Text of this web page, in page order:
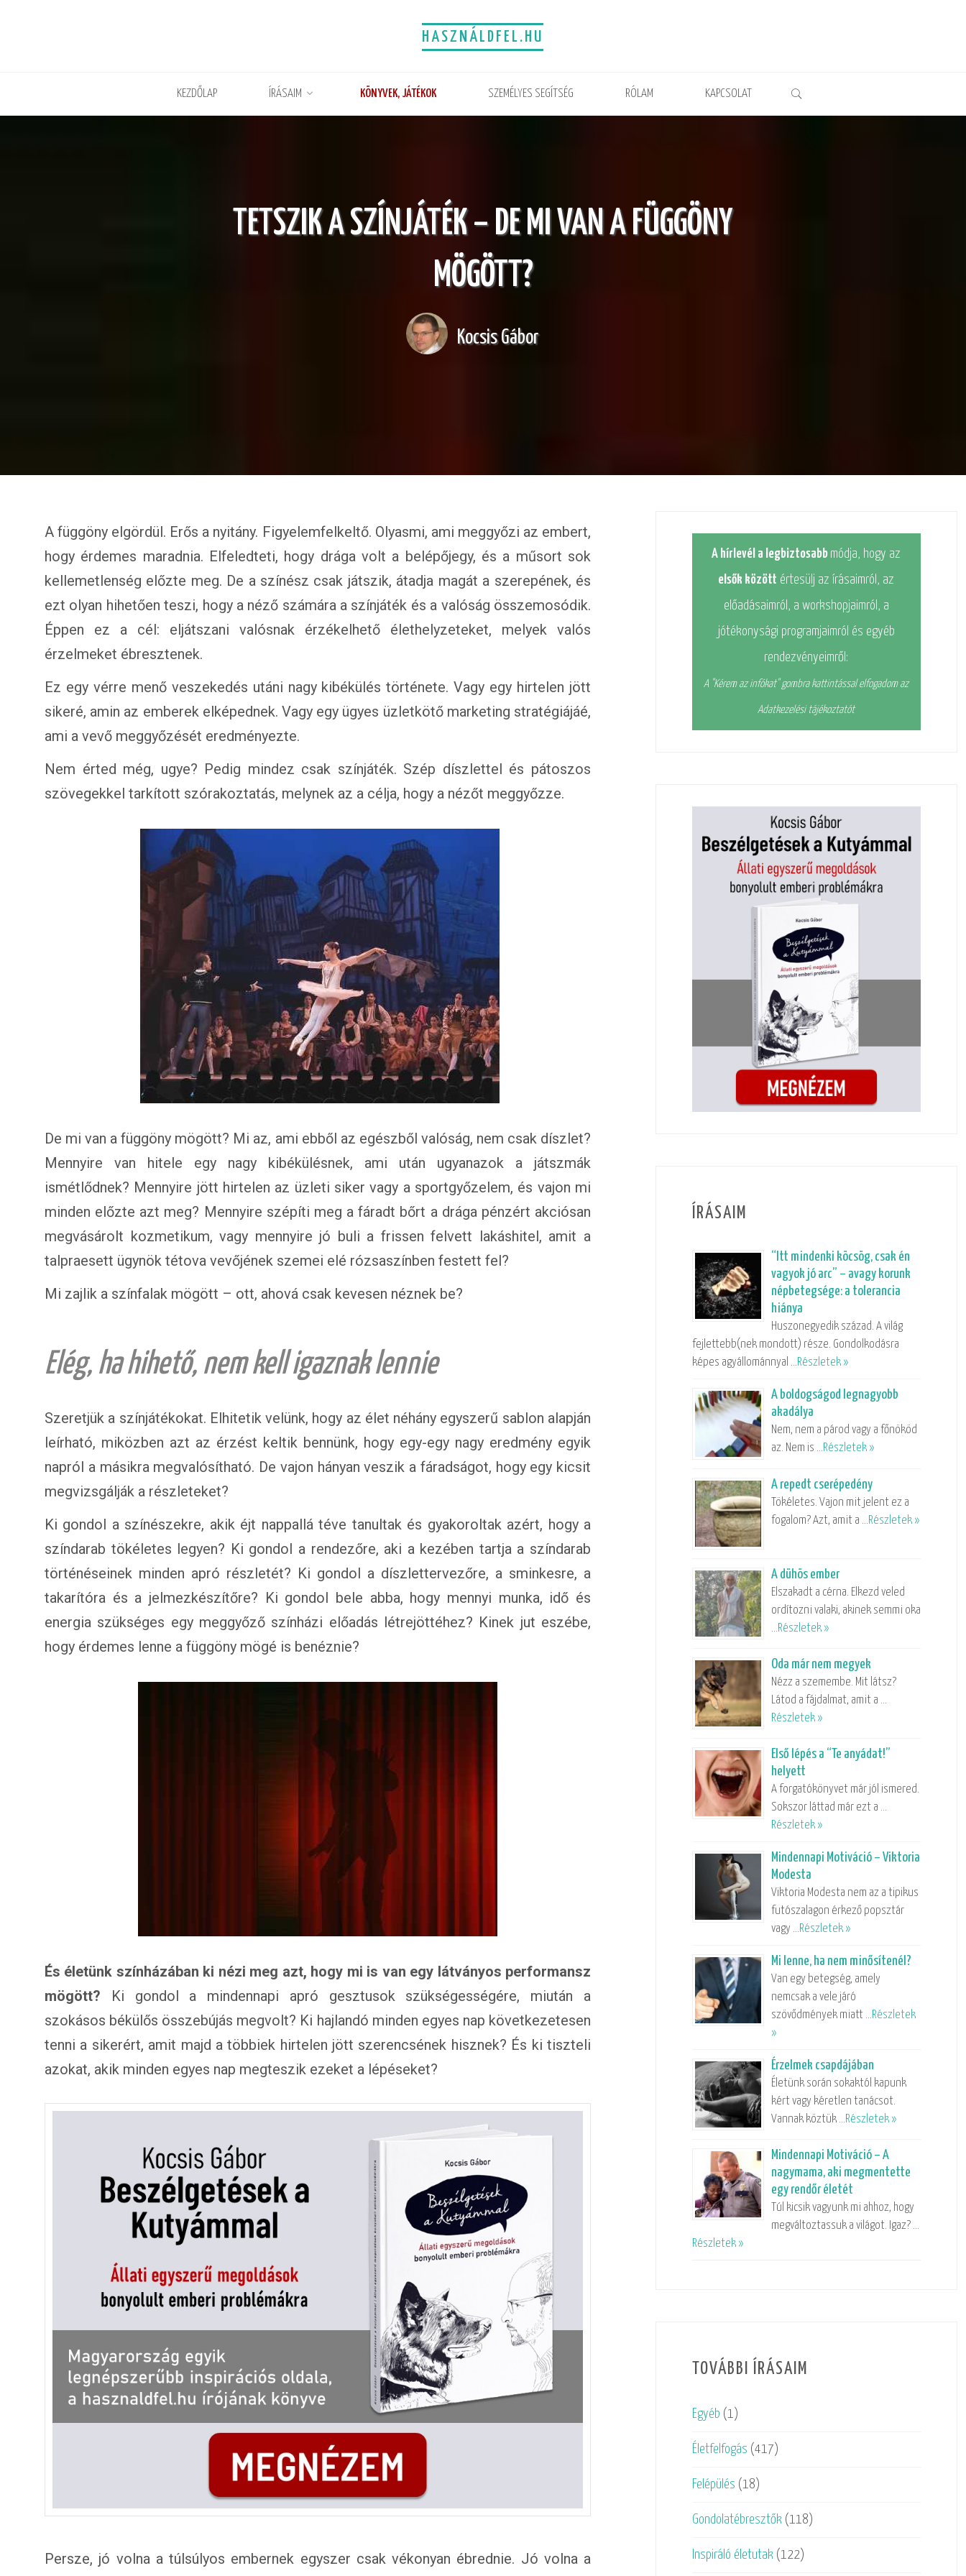
HASZNÁLDFEL.HU
KEZDŐLAP ÍRÁSAIM KÖNYVEK, JÁTÉKOK SZEMÉLYES SEGÍTSÉG RÓLAM KAPCSOLAT
TETSZIK A SZÍNJÁTÉK – DE MI VAN A FÜGGÖNY
MÖGÖTT?
Kocsis Gábor
A függöny elgördül. Erős a nyitány. Figyelemfelkeltő. Olyasmi, ami meggyőzi az embert,
hogy érdemes maradnia. Elfeledteti, hogy drága volt a belépőjegy, és a műsort sok
kellemetlenség előzte meg. De a színész csak játszik, átadja magát a szerepének, és
ezt olyan hihetően teszi, hogy a néző számára a színjáték és a valóság összemosódik.
Éppen ez a cél: eljátszani valósnak érzékelhető élethelyzeteket, melyek valós
érzelmeket ébresztenek.
Ez egy vérre menő veszekedés utáni nagy kibékülés története. Vagy egy hirtelen jött
sikeré, amin az emberek elképednek. Vagy egy ügyes üzletkötő marketing stratégiájáé,
ami a vevő meggyőzését eredményezte.
Nem érted még, ugye? Pedig mindez csak színjáték. Szép díszlettel és pátoszos
szövegekkel tarkított szórakoztatás, melynek az a célja, hogy a nézőt meggyőzze.
De mi van a függöny mögött? Mi az, ami ebből az egészből valóság, nem csak díszlet?
Mennyire van hitele egy nagy kibékülésnek, ami után ugyanazok a játszmák
ismétlődnek? Mennyire jött hirtelen az üzleti siker vagy a sportgyőzelem, és vajon mi
minden előzte azt meg? Mennyire szépíti meg a fáradt bőrt a drága pénzért akciósan
megvásárolt kozmetikum, vagy mennyire jó buli a frissen felvett lakáshitel, amit a
talpraesett ügynök tétova vevőjének szemei elé rózsaszínben festett fel?
Mi zajlik a színfalak mögött – ott, ahová csak kevesen néznek be?
Elég, ha hihető, nem kell igaznak lennie
Szeretjük a színjátékokat. Elhitetik velünk, hogy az élet néhány egyszerű sablon alapján
leírható, miközben azt az érzést keltik bennünk, hogy egy-egy nagy eredmény egyik
napról a másikra megvalósítható. De vajon hányan veszik a fáradságot, hogy egy kicsit
megvizsgálják a részleteket?
Ki gondol a színészekre, akik éjt nappallá téve tanultak és gyakoroltak azért, hogy a
színdarab tökéletes legyen? Ki gondol a rendezőre, aki a kezében tartja a színdarab
történéseinek minden apró részletét? Ki gondol a díszlettervezőre, a sminkesre, a
takarítóra és a jelmezkészítőre? Ki gondol bele abba, hogy mennyi munka, idő és
energia szükséges egy meggyőző színházi előadás létrejöttéhez? Kinek jut eszébe,
hogy érdemes lenne a függöny mögé is benéznie?
És életünk színházában ki nézi meg azt, hogy mi is van egy látványos performansz
mögött? Ki gondol a mindennapi apró gesztusok szükségességére, miután a
szokásos békülős összebújás megvolt? Ki hajlandó minden egyes nap következetesen
tenni a sikerért, amit majd a többiek hirtelen jött szerencsének hisznek? És ki tiszteli
azokat, akik minden egyes nap megteszik ezeket a lépéseket?
Persze, jó volna a túlsúlyos embernek egyszer csak vékonyan ébrednie. Jó volna a
A hírlevél a legbiztosabb módja, hogy az
elsők között értesülj az írásaimról, az
előadásaimról, a workshopjaimról, a
jótékonysági programjaimról és egyéb
rendezvényeimről:
A "Kérem az infókat" gombra kattintással elfogadom az
Adatkezelési tájékoztatót
ÍRÁSAIM
“Itt mindenki köcsög, csak én
vagyok jó arc” – avagy korunk
népbetegsége: a tolerancia
hiánya
Huszonegyedik század. A világ
fejlettebb(nek mondott) része. Gondolkodásra
képes agyállománnyal …Részletek »
A boldogságod legnagyobb
akadálya
Nem, nem a párod vagy a főnököd
az. Nem is …Részletek »
A repedt cserépedény
Tökéletes. Vajon mit jelent ez a
fogalom? Azt, amit a …Részletek »
A dühös ember
Elszakadt a cérna. Elkezd veled
ordítozni valaki, akinek semmi oka
…Részletek »
Oda már nem megyek
Nézz a szemembe. Mit látsz?
Látod a fájdalmat, amit a …
Részletek »
Első lépés a “Te anyádat!”
helyett
A forgatókönyvet már jól ismered.
Sokszor láttad már ezt a …
Részletek »
Mindennapi Motiváció – Viktoria
Modesta
Viktoria Modesta nem az a tipikus
futószalagon érkező popsztár
vagy …Részletek »
Mi lenne, ha nem minősítenél?
Van egy betegség, amely
nemcsak a vele járó
szövődmények miatt …Részletek
»
Érzelmek csapdájában
Életünk során sokaktól kapunk
kért vagy kéretlen tanácsot.
Vannak köztük …Részletek »
Mindennapi Motiváció – A
nagymama, aki megmentette
egy rendőr életét
Túl kicsik vagyunk mi ahhoz, hogy
megváltoztassuk a világot. Igaz? …
Részletek »
TOVÁBBI ÍRÁSAIM
Egyéb (1)
Életfelfogás (417)
Felépülés (18)
Gondolatébresztők (118)
Inspiráló életutak (122)